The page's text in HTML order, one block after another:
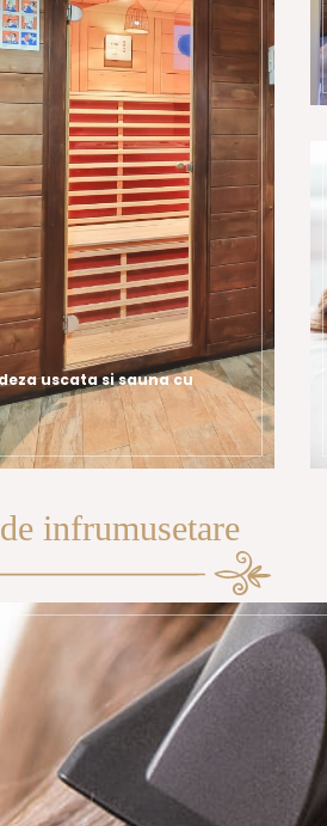
uscata si sauna cu
infrumusetare